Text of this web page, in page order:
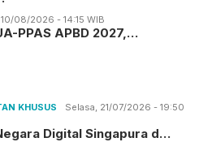
08/2026 - 14:15 WIB
PPAS APBD 2027,…
KHUSUS
Selasa, 21/07/2026 - 19:50
Digital Singapura d…